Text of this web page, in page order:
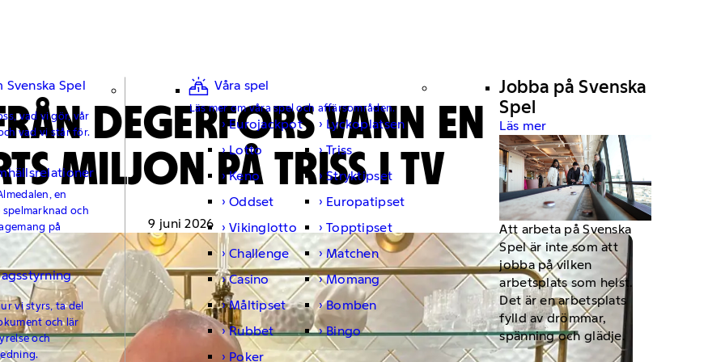
Svenska Spel
vad vi gör, vår
vad vi står för.
en
och
på
vi styrs, ta del
och lär
och
Våra spel
Läs mer om våra spel och affärsområden.
Eurojackpot
Lyckoplatsen
Lotto
Triss
Keno
Stryktipset
Oddset
Europatipset
Vikinglotto
Topptipset
Challenge
Matchen
Casino
Momang
Måltipset
Bomben
Rubbet
Bingo
Poker
Jobba på Svenska
Spel
Läs mer
Att arbeta på Svenska
Spel är inte som att
jobba på vilken
arbetsplats som helst.
Det är en arbetsplats
fylld av drömmar,
spänning och glädje.
DEGERFORS VANN EN
MILJON PÅ TRISS I TV
9 juni 2026